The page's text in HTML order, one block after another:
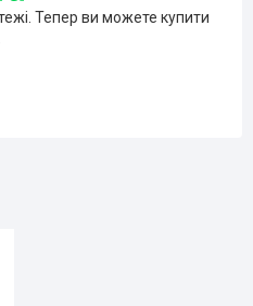
Тепер ви можете купити